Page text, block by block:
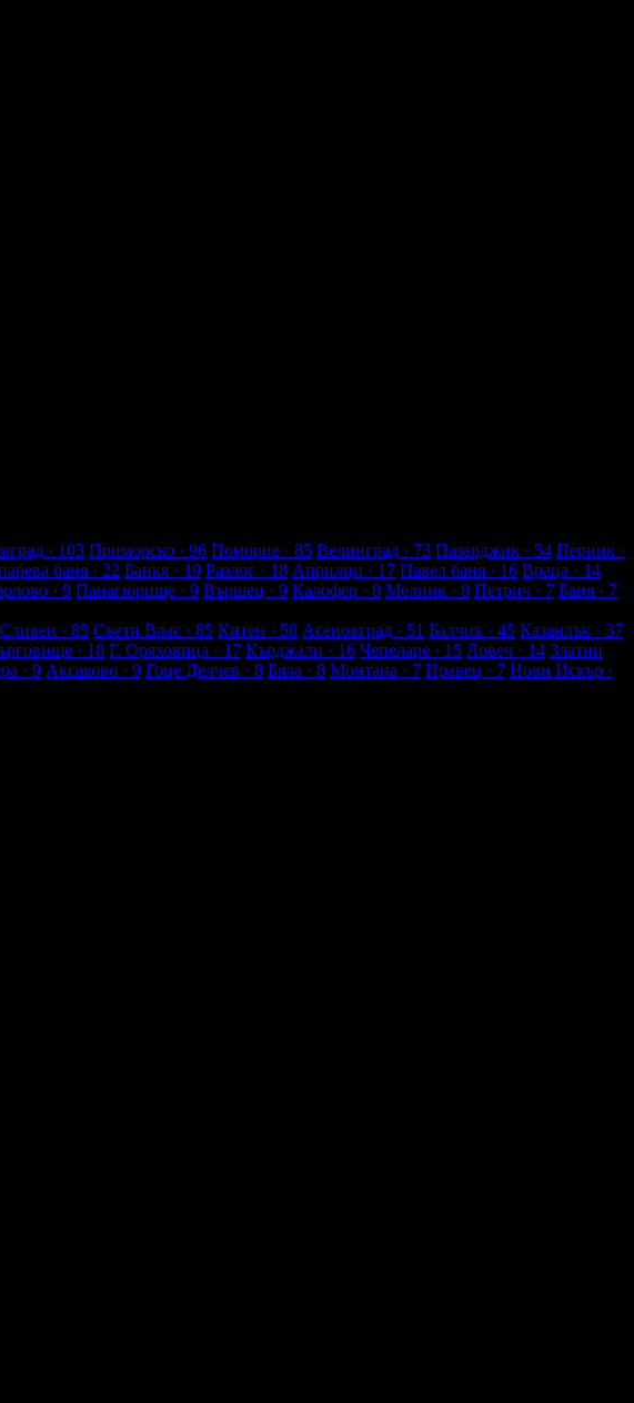
· 103 Приморско · 96 Поморие · 85 Велинград · 73 Пазарджик · 54 Перник ·
баня · 22 Банкя · 19 Разлог · 18 Априлци · 17 Павел баня · 16 Враца · 14
· 9 Панагюрище · 9 Вършец · 9 Калофер · 8 Мелник · 8 Петрич · 7 Баня · 7
Сливен · 85 Свети Влас · 85 Китен · 58 Асеновград · 51 Балчик · 45 Казанлък · 37
· 18 Г. Оряховица · 17 Кърджали · 16 Чепеларе · 15 Ловеч · 14 Златни
· 9 Аксаково · 9 Гоце Делчев · 8 Бяла · 8 Монтана · 7 Правец · 7 Нови Искър ·